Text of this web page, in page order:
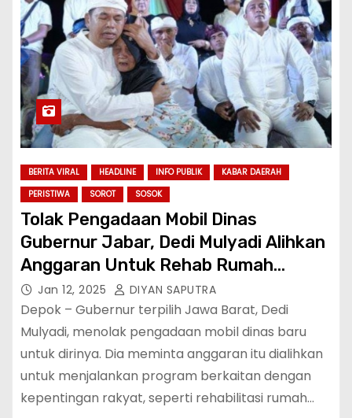
BERITA VIRAL HEADLINE INFO PUBLIK
KABAR DAERAH
PERISTIWA
SOROT SOSOK
Tolak Pengadaan Mobil Dinas
Gubernur Jabar, Dedi Mulyadi Alihkan
Anggaran Untuk Rehab Rumah
Rakyat
Jan 12, 2025 DIYAN SAPUTRA
Depok – Gubernur terpilih Jawa Barat, Dedi
Mulyadi, menolak pengadaan mobil dinas baru
untuk dirinya. Dia meminta anggaran itu dialihkan
untuk menjalankan program berkaitan dengan
kepentingan rakyat, seperti rehabilitasi rumah…